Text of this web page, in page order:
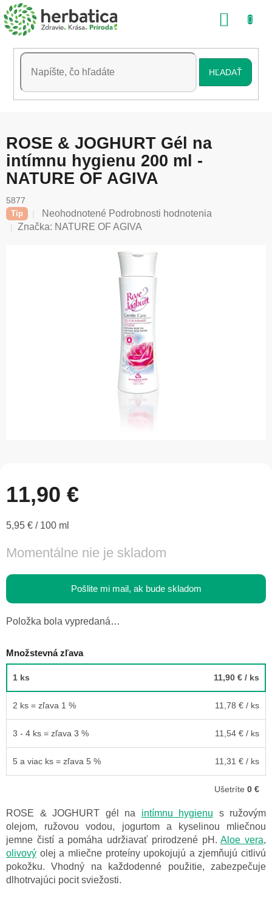
Prejsť
na
obsah
HĽADAŤ
ROSE & JOGHURT Gél na
intímnu hygienu 200 ml -
NATURE OF AGIVA
5877
Tip
Priemerné
hodnotenie
Neohodnotené Podrobnosti hodnotenia
Značka: NATURE OF AGIVA
11,90 €
Jednotková
5,95 € / 100 ml
Momentálne nie je skladom
Pošlite mi mail, ak bude skladom
Položka bola vypredaná…
Množstevná zľava
1 ks 11,90 € / ks
2 ks = zľava 1 % 11,78 € / ks
3 - 4 ks = zľava 3 % 11,54 € / ks
5 a viac ks = zľava 5 % 11,31 € / ks
Ušetríte 0 €
ROSE & JOGHURT gél na intímnu hygienu s ružovým
olejom, ružovou vodou, jogurtom a kyselinou mliečnou
jemne čistí a pomáha udržiavať prirodzené pH.Aloe vera,
olivový olej a mliečne proteíny upokojujú a zjemňujú citlivú
pokožku. Vhodný na každodenné použitie, zabezpečuje
dlhotrvajúci pocit sviežosti.